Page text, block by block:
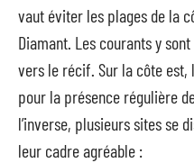
vaut éviter les plages de la
Diamant. Les courants y
vers le récif. Sur la côte est,
pour la présence régulière
l’inverse, plusieurs sites se
leur cadre agréable :